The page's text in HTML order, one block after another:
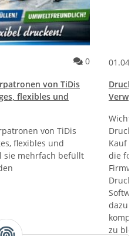
Kommentare
0
von TiDis
flexibles und
von TiDis
flexibles und
sie mehrfach befüllt
Kauf
die
dazu
zu